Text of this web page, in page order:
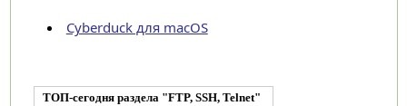
Cyberduck для macOS
ТОП-сегодня раздела "FTP, SSH, Telnet"